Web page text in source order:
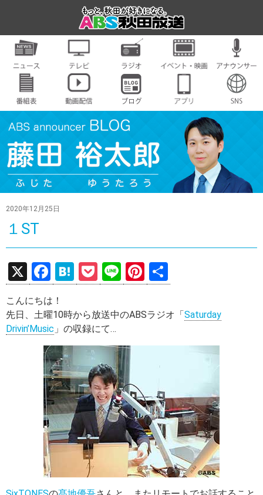
2020年12月25日
１ST
X
F
a
ce
b
o
o
k
H
at
e
n
a
P
o
ck
et
Li
n
e
Pi
nt
er
t
有
こんにちは！
先日、土曜10時から放送中のABSラジオ「 Saturday
Drivin’Music 」の収録にて…